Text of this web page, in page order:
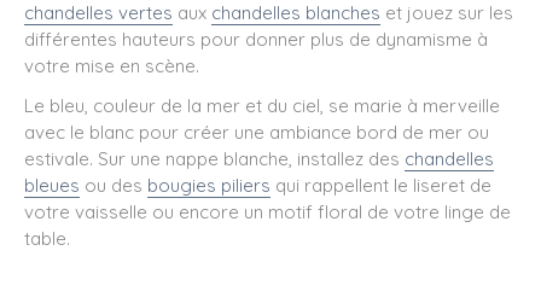
chandelles vertes aux chandelles blanches et jouez sur les
différentes hauteurs pour donner plus de dynamisme à
votre mise en scène.
Le bleu, couleur de la mer et du ciel, se marie à merveille
avec le blanc pour créer une ambiance bord de mer ou
estivale. Sur une nappe blanche, installez des chandelles
bleues ou des bougies piliers qui rappellent le liseret de
votre vaisselle ou encore un motif floral de votre linge de
table.